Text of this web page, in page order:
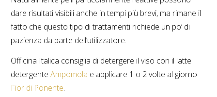
dare risultati visibili anche in tempi più brevi, ma rimane il
fatto che questo tipo di trattamenti richiede un po’ di
pazienza da parte dell’utilizzatore.
Officina Italica consiglia di detergere il viso con il latte
detergenteAmpomola e applicare 1 o 2 volte al giorno
Fior di Ponente.